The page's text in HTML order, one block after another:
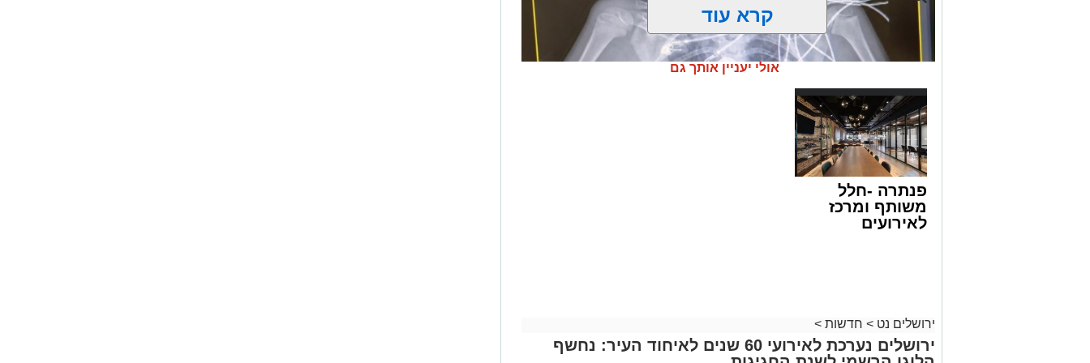
משחק תמים במהלך החופש הגדול הסתיים בבליעת סוללת כפתור ובעקבותיה
בשני ניתוחי חירום בהדסה, במהלכם נמנע אחד הסיבוכים הקשים ביותר במקרים
מסוג זה וניצלו חייו של בן 8 וחצי מירושלים.
קרא עוד
אולי יעניין אותך גם
פנתרה -חלל
משותף ומרכז
לאירועים
ירושלים נט > חדשות >
ירושלים נערכת לאירועי 60 שנים לאיחוד העיר: נחשף